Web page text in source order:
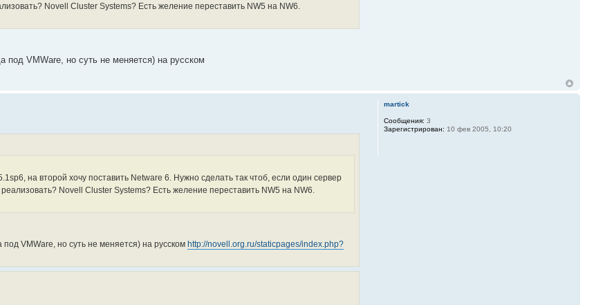
Novell Cluster Systems? Есть желение переставить NW5 на NW6.
под VMWare, но суть не меняется) на русском
на второй хочу поставить Netware 6. Нужно сделать так чтоб, если один сервер
Novell Cluster Systems? Есть желение переставить NW5 на NW6.
VMWare, но суть не меняется) на русском http://novell.org.ru/staticpages/index.php?
martick
Сообщения: 3
Зарегистрирован: 10 фев 2005, 10:20